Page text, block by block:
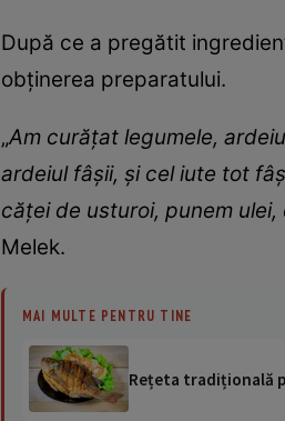
După ce a pregătit
obținerea preparatului.
„Am curățat legumele,
ardeiul fâșii, și cel iute tot
căței de usturoi, punem
Melek.
MAI MULTE PENTRU TINE
Rețeta tradițională